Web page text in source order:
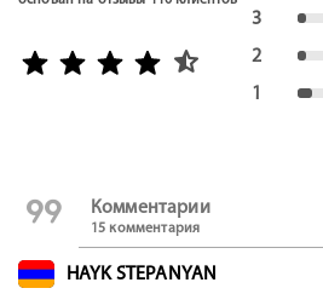
star_half
3
2
1
format_quote Комментарии
15 комментария
HAYK STEPANYAN